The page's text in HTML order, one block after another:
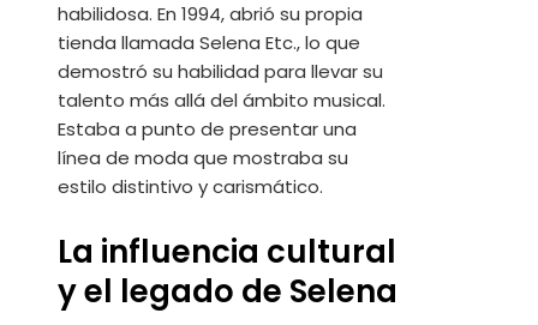
habilidosa. En 1994, abrió su propia
tienda llamada Selena Etc., lo que
demostró su habilidad para llevar su
talento más allá del ámbito musical.
Estaba a punto de presentar una
línea de moda que mostraba su
estilo distintivo y carismático.
La influencia cultural
y el legado de Selena